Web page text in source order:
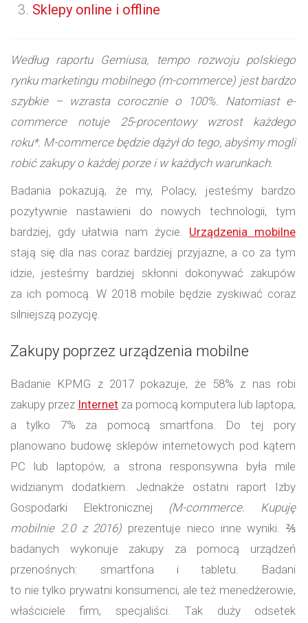
Sklepy online i offline
Według raportu Gemiusa, tempo rozwoju polskiego
rynku marketingu mobilnego (m-commerce) jest bardzo
szybkie – wzrasta corocznie o 100%. Natomiast e-
commerce notuje 25-procentowy wzrost każdego
roku*. M-commerce będzie dążył do tego, abyśmy mogli
robić zakupy o każdej porze i w każdych warunkach.
Badania pokazują, że my, Polacy, jesteśmy bardzo
pozytywnie nastawieni do nowych technologii, tym
bardziej, gdy ułatwia nam życie. Urządzenia mobilne
stają się dla nas coraz bardziej przyjazne, a co za tym
idzie, jesteśmy bardziej skłonni dokonywać zakupów
za ich pomocą. W 2018 mobile będzie zyskiwać coraz
silniejszą pozycję.
Zakupy poprzez urządzenia mobilne
Badanie KPMG z 2017 pokazuje, że 58% z nas robi
zakupy przez Internet za pomocą komputera lub laptopa,
a tylko 7% za pomocą smartfona. Do tej pory
planowano budowę sklepów internetowych pod kątem
PC lub laptopów, a strona responsywna była mile
widzianym dodatkiem. Jednakże ostatni raport Izby
Gospodarki Elektronicznej (M-commerce. Kupuję
mobilnie 2.0 z 2016) prezentuje nieco inne wyniki. ⅖
badanych wykonuje zakupy za pomocą urządzeń
przenośnych: smartfona i tabletu. Badani
to nie tylko prywatni konsumenci, ale też menedżerowie,
właściciele firm, specjaliści. Tak duży odsetek